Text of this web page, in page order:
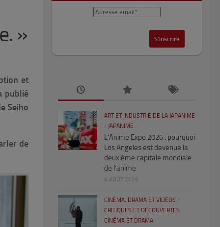
»
et
publié
Seiho
de
ART ET INDUSTRIE DE LA JAPANIME
/ JAPANIME
L’Anime Expo 2026 : pourquoi
Los Angeles est devenue la
deuxième capitale mondiale
de l’anime
6 AOÛT 2026
CINÉMA, DRAMA ET VIDÉOS /
CRITIQUES ET DÉCOUVERTES
CINÉMA ET DRAMA